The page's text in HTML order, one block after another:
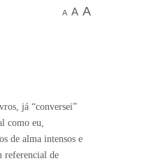
A A A
já “conversei”
como eu,
de alma intensos e
referencial de